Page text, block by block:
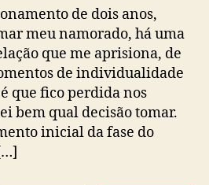
de dois anos,
meu namorado, há uma
que me aprisiona, de
de individualidade
que fico perdida nos
bem qual decisão tomar.
inicial da fase do